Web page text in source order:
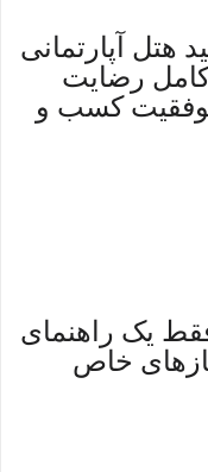
هتل آپارتمانی
رضایت
کسب و
فقط یک راهنمای
خاص